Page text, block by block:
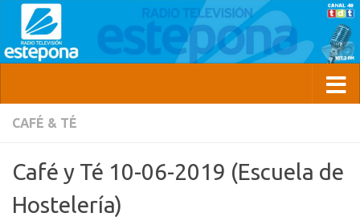
CAFÉ & TÉ
Café y Té 10-06-2019 (Escuela de
Hostelería)